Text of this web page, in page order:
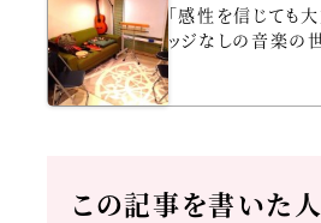
「感性を信じても大
ッジなしの音楽の
この記事を書いた人